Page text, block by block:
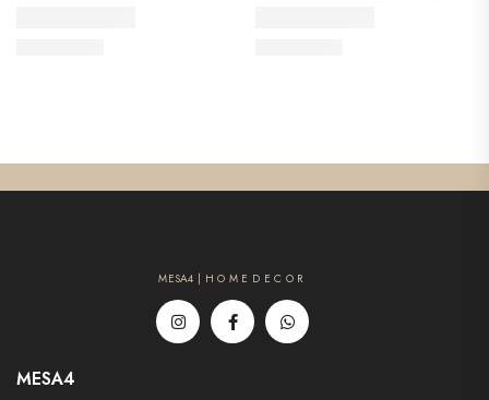
MESA4 | H O M E D E C O R
MESA4